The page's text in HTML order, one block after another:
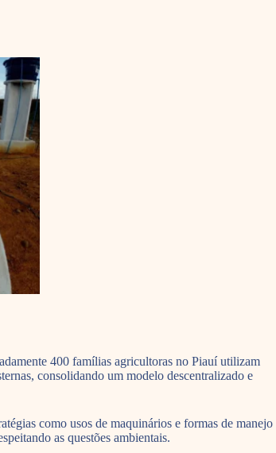
400 famílias agricultoras no Piauí utilizam
consolidando um modelo descentralizado e
como usos de maquinários e formas de manejo
as questões ambientais.